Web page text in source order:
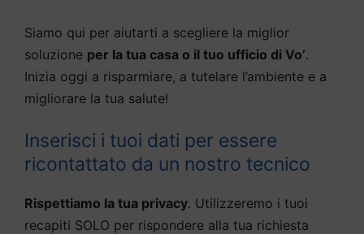
Siamo qui per aiutarti a scegliere la miglior
soluzione per la tua casa o il tuo ufficio di Vo’.
Inizia oggi a risparmiare, a tutelare l’ambiente e a
migliorare la tua salute!
Inserisci i tuoi dati per essere
ricontattato da un nostro tecnico
Rispettiamo la tua privacy. Utilizzeremo i tuoi
recapiti SOLO per rispondere alla tua richiesta